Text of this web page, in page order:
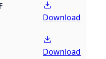
Download
Download